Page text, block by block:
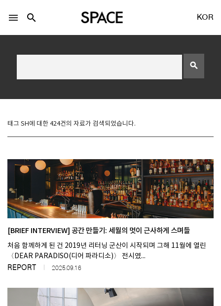
Twitter 로그인
Naver 로그인
SPACE 소개
공지사항
광고문의
menu search KOR
search
태그 SH에 대한 424건의 자료가 검색되었습니다.
[BRIEF INTERVIEW] 공간 만들기: 세월의 멋이 근사하게 스며들
처음 함께하게 된 건 2019년 리터닝 군산이 시작되며 그해 11월에 열린
〈DEAR PARADISO(디어 파라디소)〉 전시였...
REPORT 2025.09.16